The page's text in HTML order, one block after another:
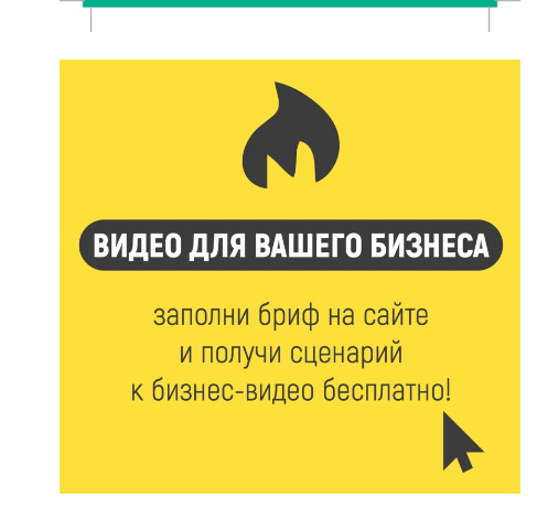
В Ржеве чествовали работников строительной
Зарядка со стражем порядка объединила детей в
7 Авг 2026 18:02 456
В Нило-Столобенской пустыни началась
реставрация фасада исторической